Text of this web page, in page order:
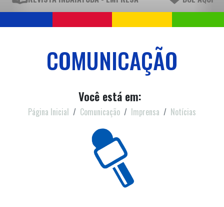
COMUNICAÇÃO
Você está em:
Página Inicial Comunicação Imprensa Notícias